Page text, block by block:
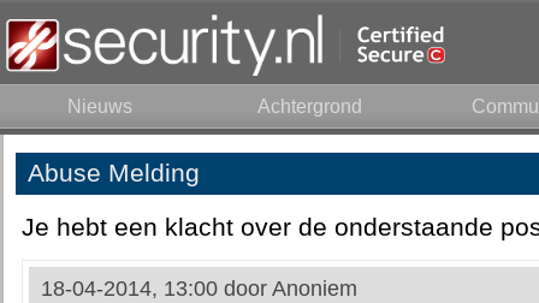
Nieuws Achtergrond
Abuse Melding
Je hebt een klacht over de onderstaande
18-04-2014, 13:00 door Anoniem